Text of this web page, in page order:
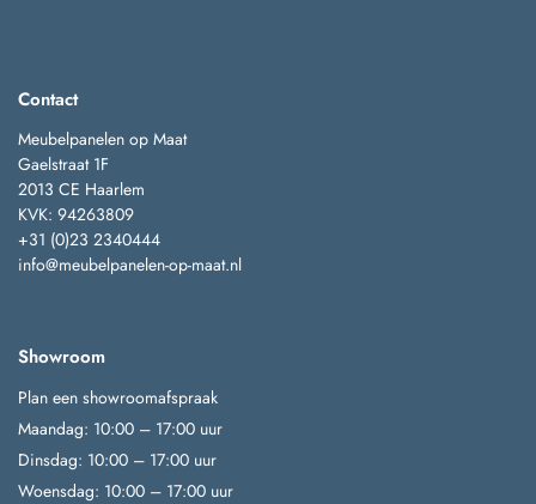
Contact
Meubelpanelen op Maat
Gaelstraat 1F
2013 CE Haarlem
KVK: 94263809
+31 (0)23 2340444
info@meubelpanelen-op-maat.nl
Showroom
Plan een showroomafspraak
Maandag: 10:00 – 17:00 uur
Dinsdag: 10:00 – 17:00 uur
Woensdag: 10:00 – 17:00 uur